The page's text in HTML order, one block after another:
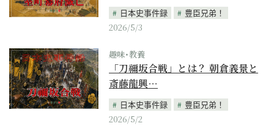
日本史事件録
豊臣兄弟！
2026/5/3
趣味･教養
「刀禰坂合戦」とは？ 朝倉義景と
斎藤龍興…
日本史事件録
豊臣兄弟！
2026/5/2